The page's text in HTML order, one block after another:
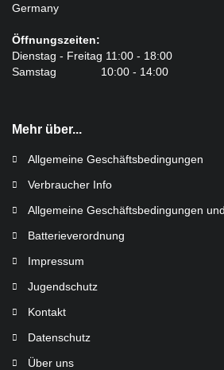
Germany
Öffnungszeiten:
Dienstag - Freitag 11:00 - 18:00
Samstag 10:00 - 14:00
Mehr über...
Allgemeine Geschäftsbedingungen
Verbraucher Info
Allgemeine Geschäftsbedingungen
Batterieverordnung
Impressum
Jugendschutz
Kontakt
Datenschutz
Über uns